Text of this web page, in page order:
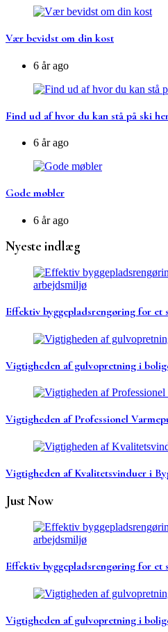
Vær bevidst om din kost
6 år ago
Find ud af hvor du kan stå på ski
6 år ago
Gode møbler
6 år ago
Nyeste indlæg
Effektiv byggepladsrengøring for
Vigtigheden af gulvopretning i
Vigtigheden af Professionel
Vigtigheden af Kvalitetsvinduer i
Just Now
Effektiv byggepladsrengøring for
Vigtigheden af gulvopretning i